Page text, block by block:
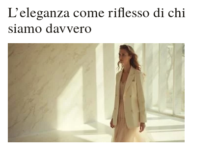
L’eleganza come riflesso di chi
siamo davvero